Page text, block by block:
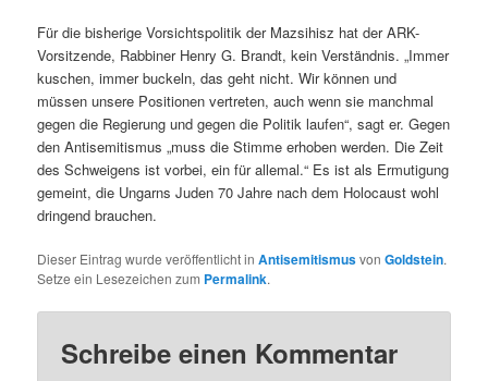
Für die bisherige Vorsichtspolitik der Mazsihisz hat der ARK-
Vorsitzende, Rabbiner Henry G. Brandt, kein Verständnis. „Immer
kuschen, immer buckeln, das geht nicht. Wir können und
müssen unsere Positionen vertreten, auch wenn sie manchmal
gegen die Regierung und gegen die Politik laufen“, sagt er. Gegen
den Antisemitismus „muss die Stimme erhoben werden. Die Zeit
des Schweigens ist vorbei, ein für allemal.“ Es ist als Ermutigung
gemeint, die Ungarns Juden 70 Jahre nach dem Holocaust wohl
dringend brauchen.
Dieser Eintrag wurde veröffentlicht inAntisemitismusvonGoldstein.
Setze ein Lesezeichen zum Permalink.
Schreibe einen Kommentar